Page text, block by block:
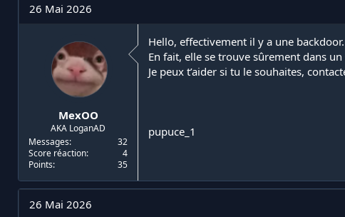
26 Mai 2026
MexOO
AKA LoganAD
Messages
32
Score réaction
4
Points
35
Hello, effectivement il y a une backdoor.
En fait, elle se trouve sûrement dans
Je peux t’aider si tu le souhaites,
pupuce_1
26 Mai 2026